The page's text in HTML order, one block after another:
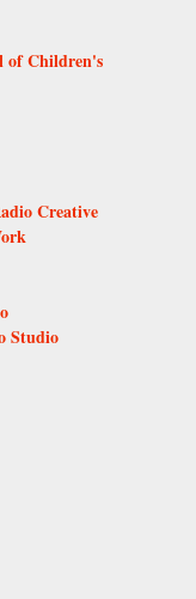
of Children's
Creative
Studio